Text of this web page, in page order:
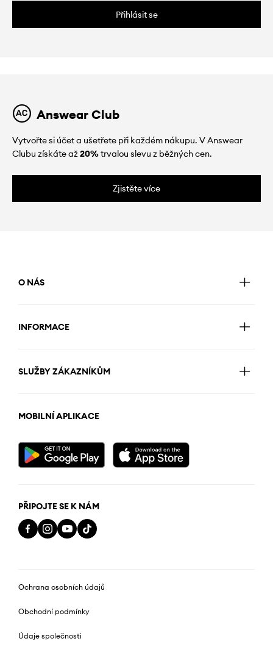
Přihlásit se
Answear Club
Vytvořte si účet a ušetřete při každém nákupu. V Answear
Clubu získáte až20%trvalou slevu z běžných cen.
Zjistěte více
O NÁS
INFORMACE
SLUŽBY ZÁKAZNÍKŮM
MOBILNÍ APLIKACE
PŘIPOJTE SE K NÁM
Ochrana osobních údajů
Obchodní podmínky
Údaje společnosti